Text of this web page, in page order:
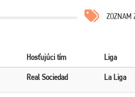
ZOZNAM
Hosťujúci tím Liga
Real Sociedad La Liga